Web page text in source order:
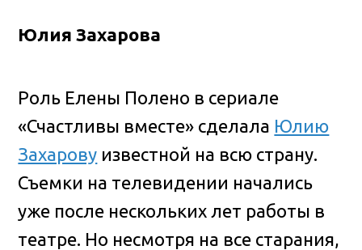
Юлия Захарова
Роль Елены Полено в сериале
«Счастливы вместе» сделала Юлию
Захарову известной на всю страну.
Съемки на телевидении начались
уже после нескольких лет работы в
театре. Но несмотря на все старания,